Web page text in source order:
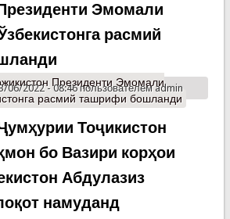
Эмомали
расмий
06/2022 - 08:46 пользователемadmin
Президенти Эмомали
расмий ташрифи бошланди
Тоҷикистон
бо Вазири корҳои
Абдулазиз
намуданд